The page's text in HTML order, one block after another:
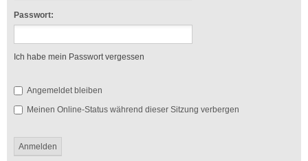
Passwort:
Ich habe mein Passwort vergessen
Angemeldet bleiben
Meinen Online-Status während dieser Sitzung verbergen